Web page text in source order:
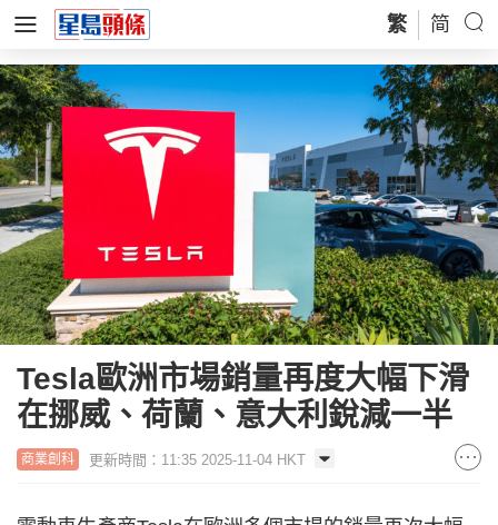
繁 简
Tesla歐洲市場銷量再度大幅下滑
在挪威、荷蘭、意大利銳減一半
商業創科 更新時間：11:35 2025-11-04 HKT